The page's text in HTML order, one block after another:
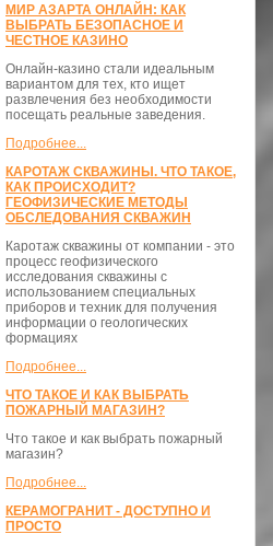
МИР АЗАРТА ОНЛАЙН: КАК
ВЫБРАТЬ БЕЗОПАСНОЕ И
ЧЕСТНОЕ КАЗИНО
Онлайн-казино стали идеальным
вариантом для тех, кто ищет
развлечения без необходимости
посещать реальные заведения.
Подробнее...
КАРОТАЖ СКВАЖИНЫ. ЧТО ТАКОЕ,
КАК ПРОИСХОДИТ?
ГЕОФИЗИЧЕСКИЕ МЕТОДЫ
ОБСЛЕДОВАНИЯ СКВАЖИН
Каротаж скважины от компании - это
процесс геофизического
исследования скважины с
использованием специальных
приборов и техник для получения
информации о геологических
формациях
Подробнее...
ЧТО ТАКОЕ И КАК ВЫБРАТЬ
ПОЖАРНЫЙ МАГАЗИН?
Что такое и как выбрать пожарный
магазин?
Подробнее...
КЕРАМОГРАНИТ - ДОСТУПНО И
ПРОСТО